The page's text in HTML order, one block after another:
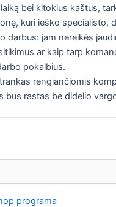
bei kitokius kaštus,
kuri ieško specialisto,
darbus: jam nereikės
ar kaip tarp
pokalbius.
rengiančiomis
bus rastas be didelio
programa